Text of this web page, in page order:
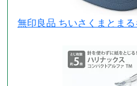
無印良品 ちいさくまとま